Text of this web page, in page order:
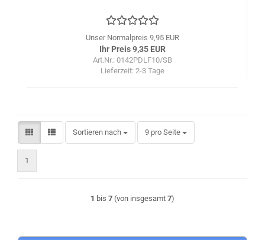
Unser Normalpreis 9,95 EUR
Ihr Preis 9,35 EUR
Art.Nr.: 0142PDLF10/SB
Lieferzeit: 2-3 Tage
Sortieren nach
Sortieren nach 9 pro Seite
pro Seite
1
1 bis 7 (von insgesamt 7)